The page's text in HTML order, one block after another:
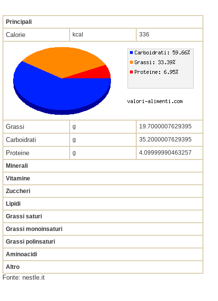
Principali
Calorie kcal 336
Grassi g 19.7000007629395
Carboidrati g 35.2000007629395
Proteine g
4.09999990463257
Minerali
Vitamine
Zuccheri
Lipidi
Grassi saturi
Grassi monoinsaturi
Grassi polinsaturi
Aminoacidi
Altro
Fonte: nestle.it